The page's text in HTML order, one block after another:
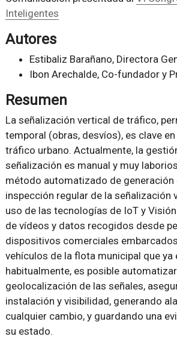
Inteligentes
Autores
Estibaliz Barañano, Directora
Ibon Arechalde, Co-fundador y
Resumen
La señalización vertical de tráfico,
temporal (obras, desvíos), es clave
tráfico urbano. Actualmente, la
señalización es manual y muy
método automatizado de generación
inspección regular de la señalización
uso de las tecnologías de IoT y
de vídeos y datos recogidos desde
dispositivos comerciales
vehículos de la flota municipal que ya
habitualmente, es posible
geolocalización de las señales,
instalación y visibilidad, generando
cualquier cambio, y guardando una
su estado.